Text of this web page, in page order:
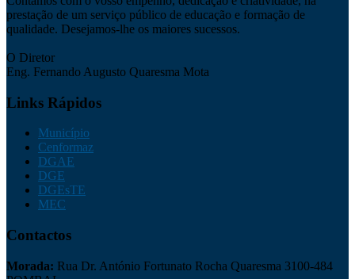
prestação de um serviço público de educação e formação de
qualidade. Desejamos-lhe os maiores sucessos.
O Diretor
Eng. Fernando Augusto Quaresma Mota
Links Rápidos
Município
Cenformaz
DGAE
DGE
DGEsTE
MEC
Contactos
Morada: Rua Dr. António Fortunato Rocha Quaresma 3100-484